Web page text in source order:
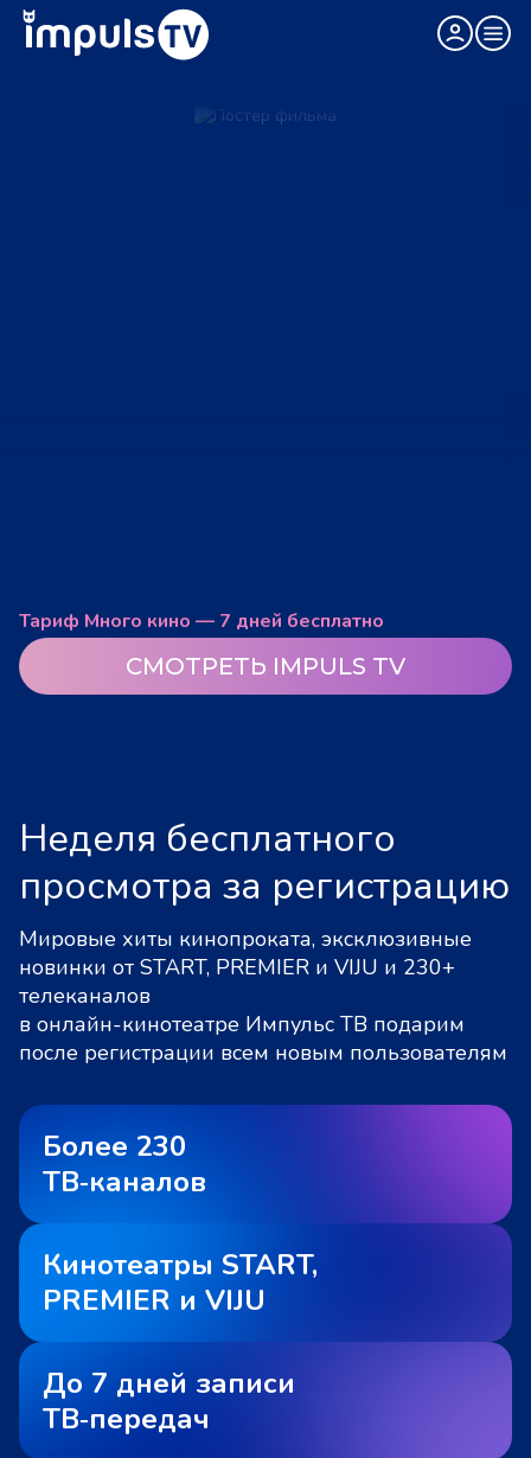
Тариф Много кино — 7 дней бесплатно
СМОТРЕТЬ IMPULS TV
Неделя бесплатного
просмотра за регистрацию
Мировые хиты кинопроката, эксклюзивные
новинки от START, PREMIER и VIJU и 230+
телеканалов
в онлайн-кинотеатре Импульс ТВ подарим
после регистрации всем новым пользователям
Более 230
ТВ‑каналов
Кинотеатры START,
PREMIER и VIJU
До 7 дней записи
ТВ‑передач